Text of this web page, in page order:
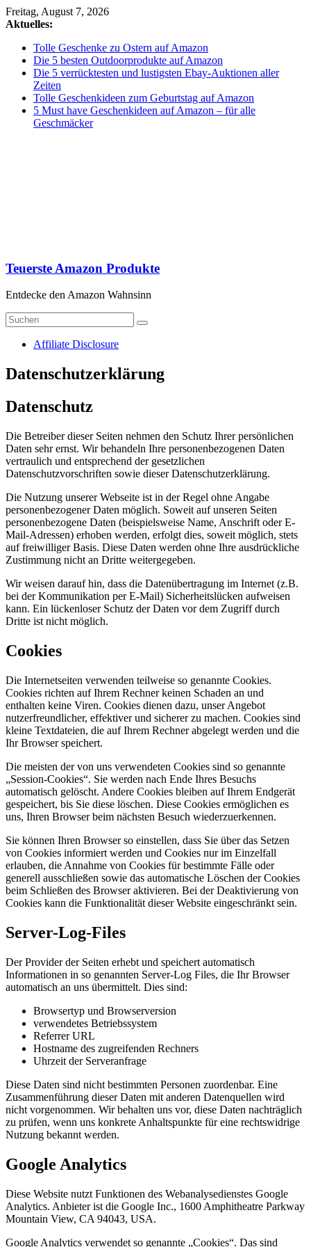
Zum
Inhalt
Freitag, August 7, 2026
Aktuelles:
Tolle Geschenke zu Ostern auf Amazon
Die 5 besten Outdoorprodukte auf Amazon
Die 5 verrücktesten und lustigsten Ebay-Auktionen aller
Zeiten
Tolle Geschenkideen zum Geburtstag auf Amazon
5 Must have Geschenkideen auf Amazon – für alle
Geschmäcker
Teuerste Amazon Produkte
Entdecke den Amazon Wahnsinn
Affiliate Disclosure
Datenschutzerklärung
Datenschutz
Die Betreiber dieser Seiten nehmen den Schutz Ihrer persönlichen
Daten sehr ernst. Wir behandeln Ihre personenbezogenen Daten
vertraulich und entsprechend der gesetzlichen
Datenschutzvorschriften sowie dieser Datenschutzerklärung.
Die Nutzung unserer Webseite ist in der Regel ohne Angabe
personenbezogener Daten möglich. Soweit auf unseren Seiten
personenbezogene Daten (beispielsweise Name, Anschrift oder E-
Mail-Adressen) erhoben werden, erfolgt dies, soweit möglich, stets
auf freiwilliger Basis. Diese Daten werden ohne Ihre ausdrückliche
Zustimmung nicht an Dritte weitergegeben.
Wir weisen darauf hin, dass die Datenübertragung im Internet (z.B.
bei der Kommunikation per E-Mail) Sicherheitslücken aufweisen
kann. Ein lückenloser Schutz der Daten vor dem Zugriff durch
Dritte ist nicht möglich.
Cookies
Die Internetseiten verwenden teilweise so genannte Cookies.
Cookies richten auf Ihrem Rechner keinen Schaden an und
enthalten keine Viren. Cookies dienen dazu, unser Angebot
nutzerfreundlicher, effektiver und sicherer zu machen. Cookies sind
kleine Textdateien, die auf Ihrem Rechner abgelegt werden und die
Ihr Browser speichert.
Die meisten der von uns verwendeten Cookies sind so genannte
„Session-Cookies“. Sie werden nach Ende Ihres Besuchs
automatisch gelöscht. Andere Cookies bleiben auf Ihrem Endgerät
gespeichert, bis Sie diese löschen. Diese Cookies ermöglichen es
uns, Ihren Browser beim nächsten Besuch wiederzuerkennen.
Sie können Ihren Browser so einstellen, dass Sie über das Setzen
von Cookies informiert werden und Cookies nur im Einzelfall
erlauben, die Annahme von Cookies für bestimmte Fälle oder
generell ausschließen sowie das automatische Löschen der Cookies
beim Schließen des Browser aktivieren. Bei der Deaktivierung von
Cookies kann die Funktionalität dieser Website eingeschränkt sein.
Server-Log-Files
Der Provider der Seiten erhebt und speichert automatisch
Informationen in so genannten Server-Log Files, die Ihr Browser
automatisch an uns übermittelt. Dies sind:
Browsertyp und Browserversion
verwendetes Betriebssystem
Referrer URL
Hostname des zugreifenden Rechners
Uhrzeit der Serveranfrage
Diese Daten sind nicht bestimmten Personen zuordenbar. Eine
Zusammenführung dieser Daten mit anderen Datenquellen wird
nicht vorgenommen. Wir behalten uns vor, diese Daten nachträglich
zu prüfen, wenn uns konkrete Anhaltspunkte für eine rechtswidrige
Nutzung bekannt werden.
Google Analytics
Diese Website nutzt Funktionen des Webanalysedienstes Google
Analytics. Anbieter ist die Google Inc., 1600 Amphitheatre Parkway
Mountain View, CA 94043, USA.
Google Analytics verwendet so genannte „Cookies“. Das sind